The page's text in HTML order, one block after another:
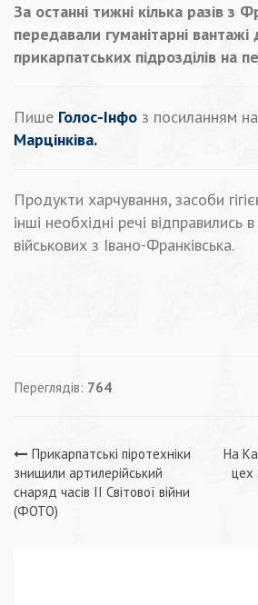
За останні тижні кілька разів з
передавали гуманітарні вантажі
прикарпатських підрозділів на
Пише Голос-Інфо з посиланням на
Марцінківа.
Продукти харчування, засоби
інші необхідні речі відправились
військових з Івано-Франківська.
Переглядів: 764
Навігація
записів
Прикарпатські піротехніки
знищили артилерійський
снаряд часів ІІ Світової війни
(ФОТО)
На
цех